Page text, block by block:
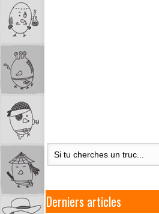
Derniers articles